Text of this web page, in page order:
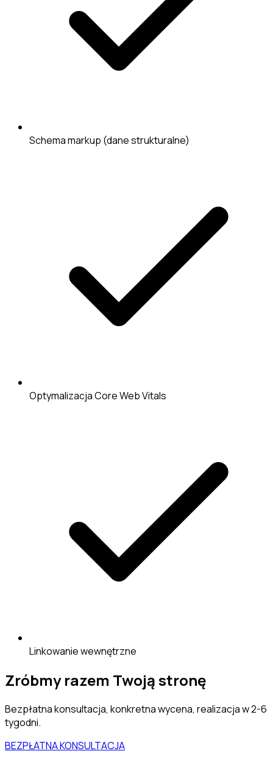
Schema markup (dane strukturalne)
Optymalizacja Core Web Vitals
Linkowanie wewnętrzne
Zróbmy razem Twoją stronę
Bezpłatna konsultacja, konkretna wycena, realizacja w 2-6
tygodni.
BEZPŁATNA KONSULTACJA